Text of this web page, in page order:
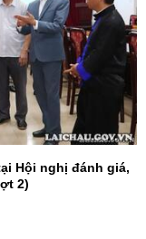
Hội nghị đánh giá,
2)